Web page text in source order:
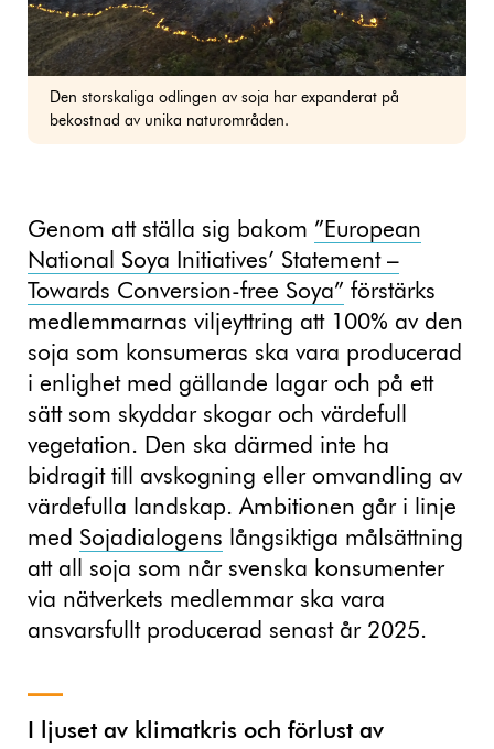
Den storskaliga odlingen av soja har expanderat på
bekostnad av unika naturområden.
Genom att ställa sig bakom ”European
National Soya Initiatives’ Statement –
Towards Conversion-free Soya” förstärks
medlemmarnas viljeyttring att 100% av den
soja som konsumeras ska vara producerad
i enlighet med gällande lagar och på ett
sätt som skyddar skogar och värdefull
vegetation. Den ska därmed inte ha
bidragit till avskogning eller omvandling av
värdefulla landskap. Ambitionen går i linje
med Sojadialogens långsiktiga målsättning
att all soja som når svenska konsumenter
via nätverkets medlemmar ska vara
ansvarsfullt producerad senast år 2025.
I ljuset av klimatkris och förlust av